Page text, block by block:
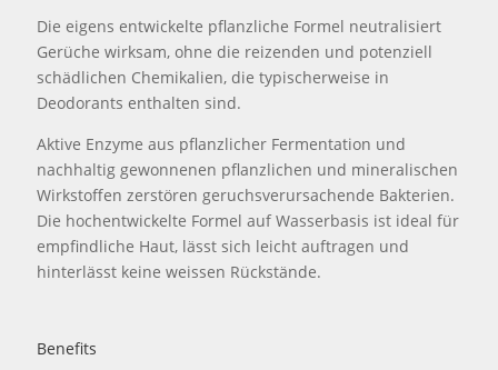
Die eigens entwickelte pflanzliche Formel neutralisiert
Gerüche wirksam, ohne die reizenden und potenziell
schädlichen Chemikalien, die typischerweise in
Deodorants enthalten sind.
Aktive Enzyme aus pflanzlicher Fermentation und
nachhaltig gewonnenen pflanzlichen und mineralischen
Wirkstoffen zerstören geruchsverursachende Bakterien.
Die hochentwickelte Formel auf Wasserbasis ist ideal für
empfindliche Haut, lässt sich leicht auftragen und
hinterlässt keine weissen Rückstände.
Benefits